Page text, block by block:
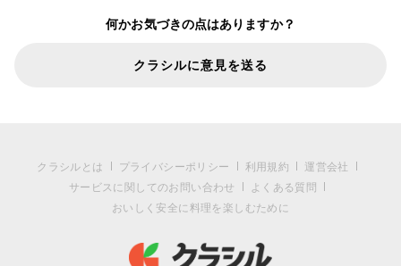
何かお気づきの点はありますか？
クラシルに意見を送る
クラシルとは プライバシーポリシー 利用規約
運営会社
サービスに関してのお問い合わせ
よくある質問
おいしく安全に料理を楽しむために